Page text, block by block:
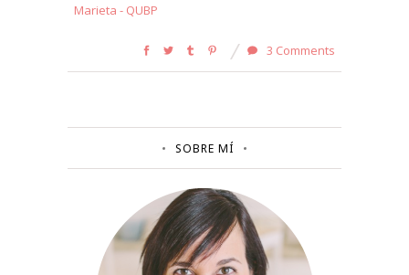
Marieta - QUBP
3 Comments
SOBRE MÍ